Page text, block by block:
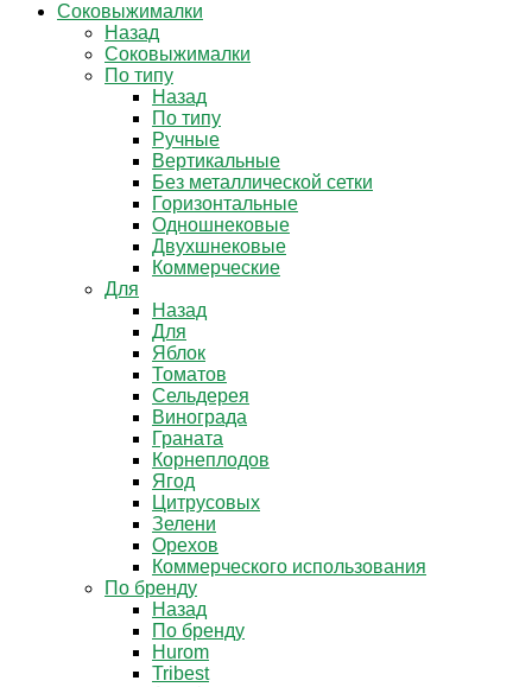
Соковыжималки
Назад
Соковыжималки
По типу
Назад
По типу
Ручные
Вертикальные
Без металлической сетки
Горизонтальные
Одношнековые
Двухшнековые
Коммерческие
Для
Назад
Для
Яблок
Томатов
Cельдерея
Винограда
Граната
Корнеплодов
Ягод
Цитрусовых
Зелени
Орехов
Коммерческого использования
По бренду
Назад
По бренду
Hurom
Tribest